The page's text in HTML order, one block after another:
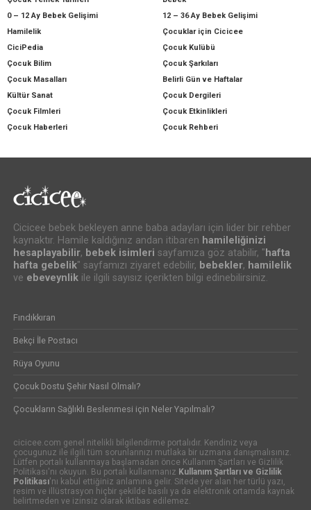
0 – 12 Ay Bebek Gelişimi
12 – 36 Ay Bebek Gelişimi
Hamilelik
Çocuklar için Cicicee
CiciPedia
Çocuk Kulübü
Çocuk Bilim
Çocuk Şarkıları
Çocuk Masalları
Belirli Gün ve Haftalar
Kültür Sanat
Çocuk Dergileri
Çocuk Filmleri
Çocuk Etkinlikleri
Çocuk Haberleri
Çocuk Rehberi
Cicicee bebek bekleyen anne baba adayları için lider bir rehber
kaynaktır. Hamile kaldığınız andan itibaren hamileliğinizi
hesaplayabilir, bebek isimleri sayfamıza göz atabilir, " hafta
hafta gebelik" sayfamızı ziyaret edebilir, bebekler, hamilelik
ve ebeveynlikile ilgili sayısız içerikten bilgi edinebilirsiniz.
Fındıkkıran
Bekçi İle Postacı
Rüya Oyunu
Çocuk Dostu Şehir Nasıl Olmalı?
Çocukların Sağlıklı Beslenmesi için Neler Yapılmalı?
cicicee.com genel nitelikli bilgilendirme portalıdır. Kendiniz veya
çocugunuz ile ilgili tüm sorunlarınızı mutlaka bir uzmana danışmalısınız.
Lütfen portalı kullanmaya başlamadan önce Kullanım Şartları ve Gizlilik
Politikası'nı okuyun. Bu portalı kullanmanız Kullanım Şartları ve Gizlilik
Politikası'nı kabul ettiğiniz anlamına gelir. Sitede yer alan her türlü yazı,
resim ve illüstrasyon hiçbir şekilde basılı ya da elektronik ortamda kaynak
belirtmeden ve izinsiz olarak iktibas edilemez.